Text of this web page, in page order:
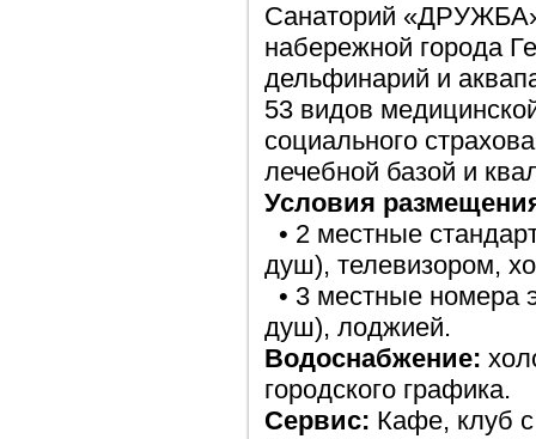
Санаторий
набережной города
дельфинарий и
53 видов
социального
лечебной базой и
Условия
• 2 местные
душ), телевизором,
• 3 местные номера
душ), лоджией.
Водоснабжение:
городского графика.
Сервис: Кафе, клуб